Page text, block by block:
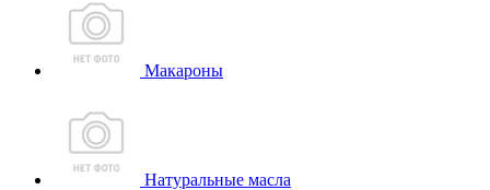
Макароны
Натуральные масла